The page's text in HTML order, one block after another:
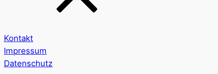
Kontakt
Impressum
Datenschutz